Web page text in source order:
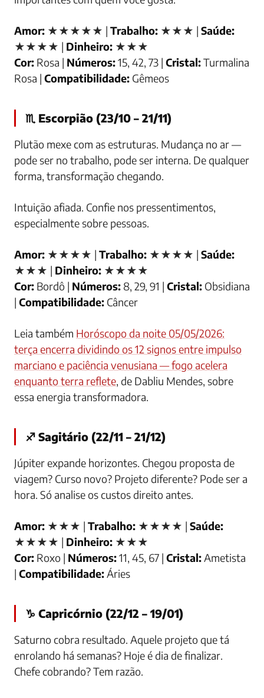
Amor: ★★★★★ | Trabalho: ★★★ | Saúde:
★★★★ | Dinheiro: ★★★
Cor: Rosa | Números:15, 42, 73 | Cristal:Turmalina
Rosa | Compatibilidade: Gêmeos
♏ Escorpião (23/10 – 21/11)
Plutão mexe com as estruturas. Mudança no ar —
pode ser no trabalho, pode ser interna. De qualquer
forma, transformação chegando.
Intuição afiada. Confie nos pressentimentos,
especialmente sobre pessoas.
Amor: ★★★★ | Trabalho: ★★★★ | Saúde:
★★★ | Dinheiro: ★★★★
Cor: Bordô | Números: 8, 29, 91 | Cristal: Obsidiana
| Compatibilidade: Câncer
Leia também Horóscopo da noite 05/05/2026:
terça encerra dividindo os 12 signos entre impulso
marciano e paciência venusiana — fogo acelera
enquanto terra reflete, de Dabliu Mendes, sobre
essa energia transformadora.
♐ Sagitário (22/11 – 21/12)
Júpiter expande horizontes. Chegou proposta de
viagem? Curso novo? Projeto diferente? Pode ser a
hora. Só analise os custos direito antes.
Amor: ★★★ | Trabalho: ★★★★ | Saúde:
★★★★ | Dinheiro: ★★★
Cor: Roxo | Números:11, 45, 67 | Cristal:Ametista
| Compatibilidade:Áries
♑ Capricórnio (22/12 – 19/01)
Saturno cobra resultado. Aquele projeto que tá
enrolando há semanas? Hoje é dia de finalizar.
Chefe cobrando? Tem razão.